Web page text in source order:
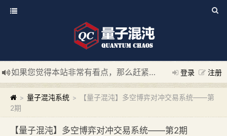
登录 注册
如果您觉得本站非常有看点，那么赶紧使用Ctrl+D 收藏我们吧
新添加量子混沌系统板块，欢迎大家访问！
---“量子混沌系
> 量子混沌系统 >
【量子混沌】多空博弈对冲交易系统——第
2期
【量子混沌】多空博弈对冲交易系统——第2期